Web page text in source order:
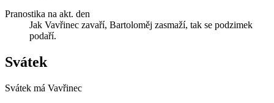
Pranostika na akt. den
Jak Vavřinec zavaří, Bartoloměj zasmaží, tak se podzimek
podaří.
Svátek
Svátek má Vavřinec